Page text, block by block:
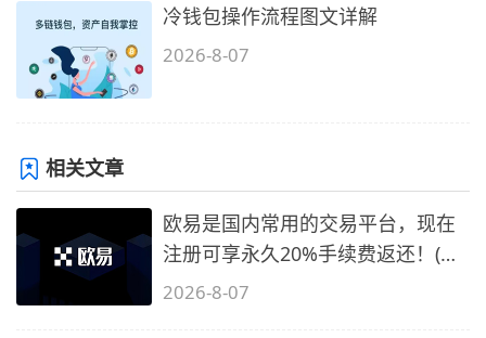
冷钱包操作流程图文详解
2026-8-07
相关文章
欧易是国内常用的交易平台，现在
注册可享永久20%手续费返还！(必
备1)
2026-8-07